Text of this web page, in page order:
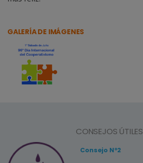
GALERÍA DE IMÁGENES
CONSEJOS ÚTILES
Consejo Nº2